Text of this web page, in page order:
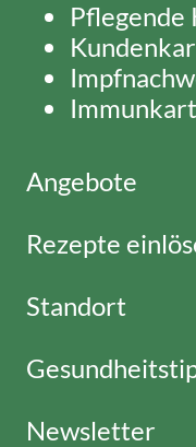
Pflegende
Angebote
Rezepte
Standort
Newsletter